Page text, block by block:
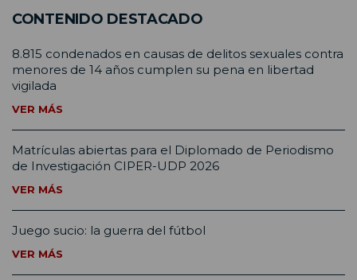
CONTENIDO DESTACADO
8.815 condenados en causas de delitos sexuales contra
menores de 14 años cumplen su pena en libertad
vigilada
VER MÁS
Matrículas abiertas para el Diplomado de Periodismo
de Investigación CIPER-UDP 2026
VER MÁS
Juego sucio: la guerra del fútbol
VER MÁS